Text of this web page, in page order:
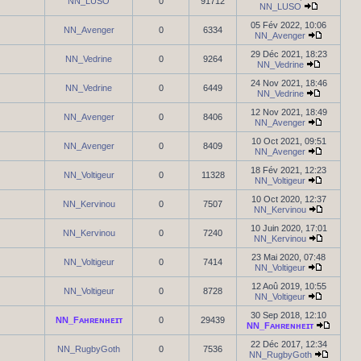
NN_LUSO
NN_Avenger 0 6334
05 Fév 2022, 10:06
NN_Avenger
NN_Vedrine 0 9264
29 Déc 2021, 18:23
NN_Vedrine
NN_Vedrine 0 6449
24 Nov 2021, 18:46
NN_Vedrine
NN_Avenger 0 8406
12 Nov 2021, 18:49
NN_Avenger
NN_Avenger 0 8409
10 Oct 2021, 09:51
NN_Avenger
NN_Voltigeur 0 11328
18 Fév 2021, 12:23
NN_Voltigeur
NN_Kervinou 0 7507
10 Oct 2020, 12:37
NN_Kervinou
NN_Kervinou 0 7240
10 Juin 2020, 17:01
NN_Kervinou
NN_Voltigeur 0 7414
23 Mai 2020, 07:48
NN_Voltigeur
NN_Voltigeur 0 8728
12 Aoû 2019, 10:55
NN_Voltigeur
NN_Fᴀʜʀᴇɴʜᴇɪᴛ 0 29439
30 Sep 2018, 12:10
NN_Fᴀʜʀᴇɴʜᴇɪᴛ
NN_RugbyGoth 0 7536
22 Déc 2017, 12:34
NN_RugbyGoth